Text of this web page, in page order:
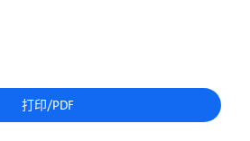
打印/PDF